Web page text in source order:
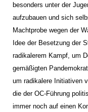
besonders unter der
aufzubauen und sich
Machtprobe wegen der
Idee der Besetzung der
radikalerem Kampf, um
gemäßigten
um radikalere Initiativen
die der OC-Führung
immer noch auf einen